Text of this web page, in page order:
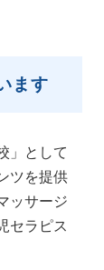
ます
」として
ツを提供
ッサージ
セラピス